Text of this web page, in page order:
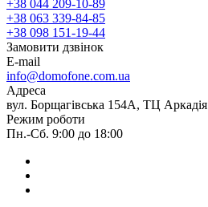
+38 044 209-10-89
+38 063 339-84-85
+38 098 151-19-44
Замовити дзвінок
E-mail
info@domofone.com.ua
Адреса
вул. Борщагівська 154А, ТЦ Аркадія
Режим роботи
Пн.-Сб. 9:00 до 18:00